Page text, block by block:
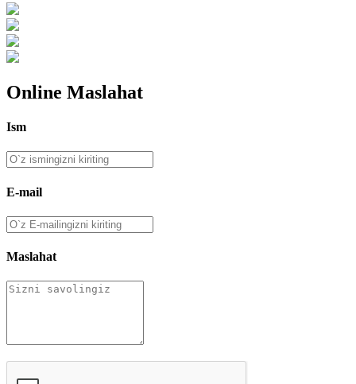
Online Maslahat
Ism
E-mail
Maslahat